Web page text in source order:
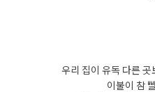
우리 집이 유독 다른 곳
이불이 참